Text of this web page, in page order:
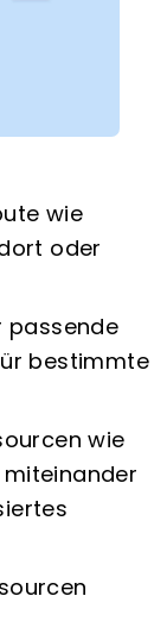
wie
oder
passende
bestimmte
wie
miteinander